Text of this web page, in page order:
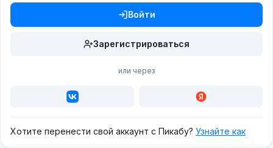
Войти
Зарегистрироваться
или через
Хотите перенести свой аккаунт с Пикабу? Узнайте как